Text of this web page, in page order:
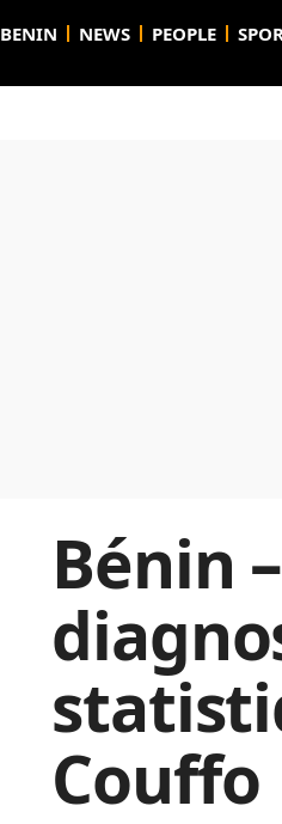
BENIN NEWS PEOPLE
Bénin
Couffo